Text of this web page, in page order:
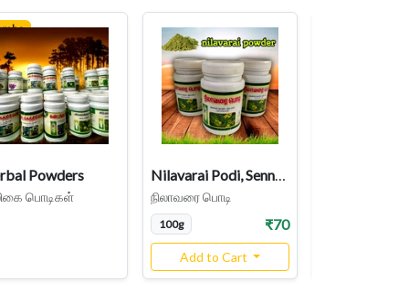
Powders
பொடிகள் நிலாவரை பொடி
100g ₹70
Add to Cart